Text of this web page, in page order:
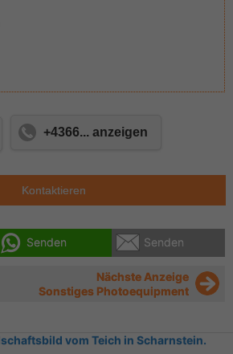
+4366... anzeigen
Kontaktieren
Senden Senden
Nächste Anzeige
Sonstiges Photoequipment
vom Teich in Scharnstein.